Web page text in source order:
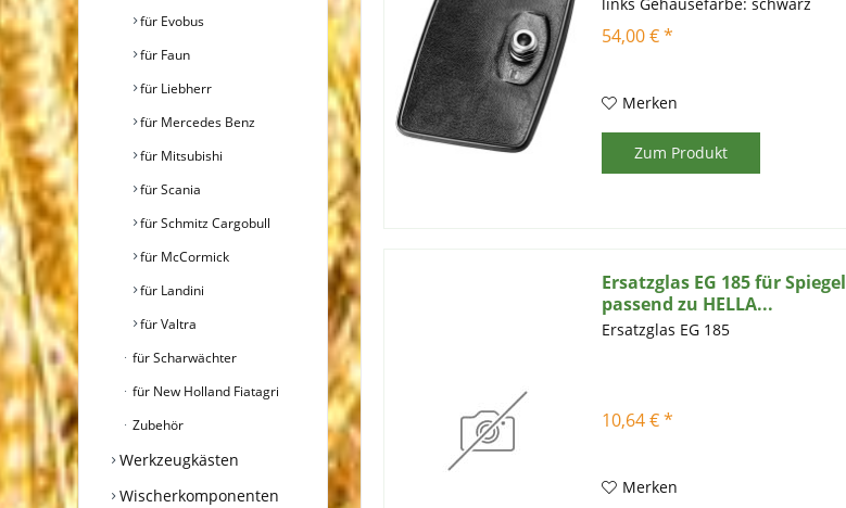
für Evobus
für Faun
für Liebherr
für Mercedes Benz
für Mitsubishi
für Scania
für Schmitz Cargobull
für McCormick
für Landini
für Valtra
für Scharwächter
für New Holland Fiatagri
Zubehör
Werkzeugkästen
Wischerkomponenten
Gehäusetyp: Kunststoffgehäuse
Prüfzeichen: e1 14012
399576 R91...
54,00 € *
Merken
Zum Produkt
Ersatzglas EG 185 für Spiegel
passend zu HELLA...
Ersatzglas EG 185
10,64 € *
Merken